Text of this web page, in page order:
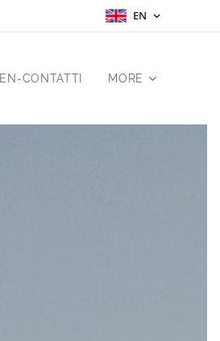
EN
EN-CONTATTI MORE